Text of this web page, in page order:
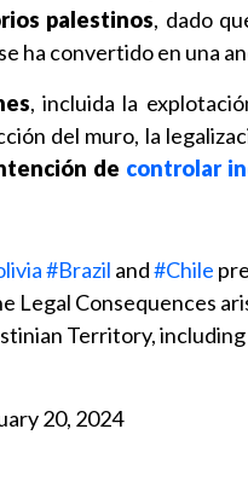
palestinos, dado
ha convertido en una
, incluida la
del muro, la
de controlar
#Brazil and#Chile
Legal Consequences
Territory,
20, 2024